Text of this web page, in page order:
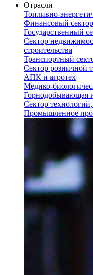
Отрасли
Топливно-
Финансовый сектор
Государственный
Сектор
строительства
Транспортный
Сектор розничной
АПК и агротех
Медико-
Горнодобывающая и
Сектор
Промышленное